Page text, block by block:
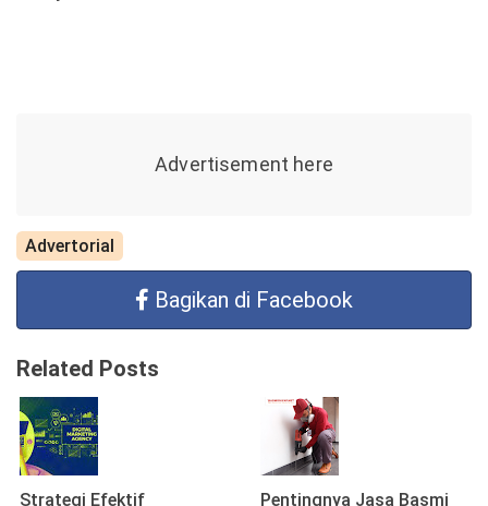
Advertorial
Bagikan di Facebook
Related Posts
Strategi Efektif
Pentingnya Jasa Basmi